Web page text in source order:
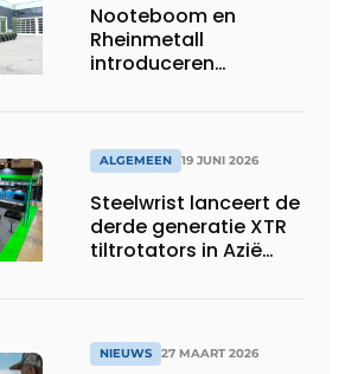
Nooteboom en
Rheinmetall
introduceren
ALGEMEEN 19 JUNI 2026
Steelwrist lanceert de
derde generatie XTR
tiltrotators in Azië
NIEUWS 27 MAART 2026